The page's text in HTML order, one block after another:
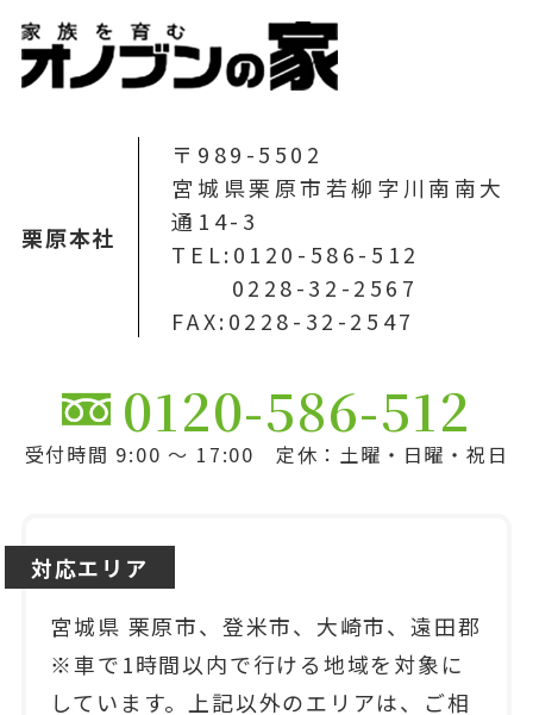
栗原本社
〒989-5502
宮城県栗原市若柳字川南南大
通14-3
TEL:0120-586-512
0228-32-2567
FAX:0228-32-2547
0120-586-512
受付時間 9:00 ～ 17:00 定休：土曜・日曜・祝日
対応エリア
宮城県 栗原市、登米市、大崎市、遠田郡
※車で1時間以内で行ける地域を対象に
しています。上記以外のエリアは、ご相